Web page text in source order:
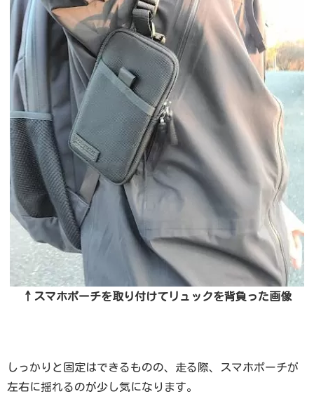
↑スマホポーチを取り付けてリュックを背負った画像
しっかりと固定はできるものの、走る際、スマホポーチが
左右に揺れるのが少し気になります。